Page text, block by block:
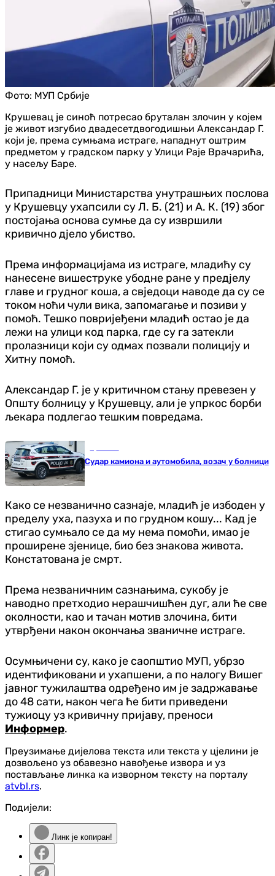
Фото: МУП Србије
Крушевац је синоћ потресао бруталан злочин у којем
је живот изгубио двадесетдвогодишњи Александар Г.
који је, према сумњама истраге, нападнут оштрим
предметом у градском парку у Улици Раје Врачарића,
у насељу Баре.
Припадници Министарства унутрашњих послова
у Крушевцу ухапсили су Л. Б. (21) и А. К. (19) због
постојања основа сумње да су извршили
кривично дјело убиство.
Према информацијама из истраге, младићу су
нанесене вишеструке убодне ране у предјелу
главе и грудног коша, а свједоци наводе да су се
током ноћи чули вика, запомагање и позиви у
помоћ. Тешко повријеђени младић остао је да
лежи на улици код парка, где су га затекли
пролазници који су одмах позвали полицију и
Хитну помоћ.
Александар Г. је у критичном стању превезен у
Општу болницу у Крушевцу, али је упркос борби
љекара подлегао тешким повредама.
Судар камиона и аутомобила, возач у болници
Како се незванично сазнаје, младић је избоден у
пределу уха, пазуха и по грудном кошу... Кад је
стигао сумњало се да му нема помоћи, имао је
проширене зјенице, био без знакова живота.
Констатована је смрт.
Према незваничним сазнањима, сукобу је
наводно претходио нерашчишћен дуг, али ће све
околности, као и тачан мотив злочина, бити
утврђени након окончања званичне истраге.
Осумњичени су, како је саопштио МУП, убрзо
идентификовани и ухапшени, а по налогу Вишег
јавног тужилаштва одређено им је задржавање
до 48 сати, након чега ће бити приведени
тужиоцу уз кривичну пријаву, преноси
Информер.
Преузимање дијелова текста или текста у цјелини је
дозвољено уз обавезно навођење извора и уз
постављање линка ка изворном тексту на порталу
atvbl.rs.
Подијели:
Линк је копиран!